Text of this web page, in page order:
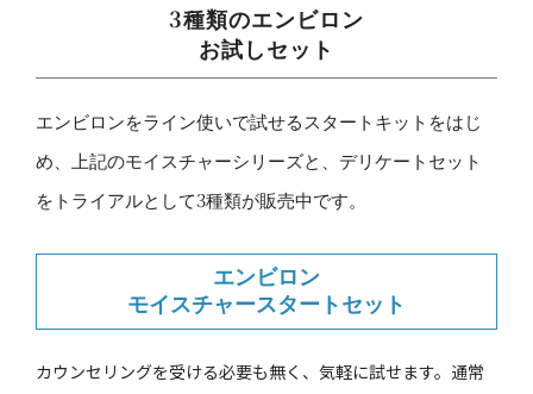
3種類のエンビロン
お試しセット
エンビロンをライン使いで試せるスタートキットをはじ
め、上記のモイスチャーシリーズと、デリケートセット
をトライアルとして3種類が販売中です。
エンビロン
モイスチャースタートセット
カウンセリングを受ける必要も無く、気軽に試せます。通常